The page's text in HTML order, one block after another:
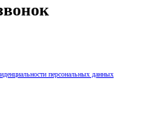
персональных данных